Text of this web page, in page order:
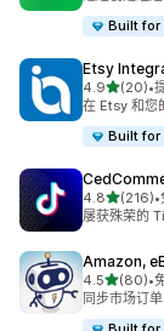
Built for
Etsy
4.9星（满分
(20)
总共 20 条评
•
在 Etsy 和您
Built for
4.8星（满分
(216)
总共 216 条•
屡获殊荣的
Amazon,
4.5星（满分
(80)
总共 80 条评
•
同步市场订